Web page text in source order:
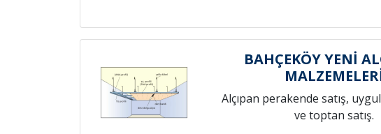
BAHÇEKÖY YENİ
Alçıpan perakende satış,
ve toptan satış.